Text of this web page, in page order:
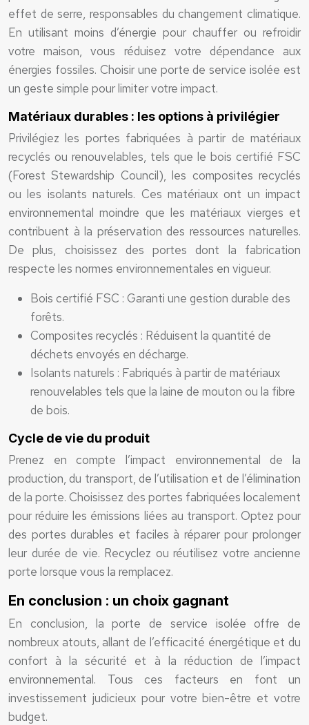
effet de serre, responsables du changement climatique.
En utilisant moins d’énergie pour chauffer ou refroidir
votre maison, vous réduisez votre dépendance aux
énergies fossiles. Choisir une porte de service isolée est
un geste simple pour limiter votre impact.
Matériaux durables : les options à privilégier
Privilégiez les portes fabriquées à partir de matériaux
recyclés ou renouvelables, tels que le bois certifié FSC
(Forest Stewardship Council), les composites recyclés
ou les isolants naturels. Ces matériaux ont un impact
environnemental moindre que les matériaux vierges et
contribuent à la préservation des ressources naturelles.
De plus, choisissez des portes dont la fabrication
respecte les normes environnementales en vigueur.
Bois certifié FSC : Garanti une gestion durable des
forêts.
Composites recyclés : Réduisent la quantité de
déchets envoyés en décharge.
Isolants naturels : Fabriqués à partir de matériaux
renouvelables tels que la laine de mouton ou la fibre
de bois.
Cycle de vie du produit
Prenez en compte l’impact environnemental de la
production, du transport, de l’utilisation et de l’élimination
de la porte. Choisissez des portes fabriquées localement
pour réduire les émissions liées au transport. Optez pour
des portes durables et faciles à réparer pour prolonger
leur durée de vie. Recyclez ou réutilisez votre ancienne
porte lorsque vous la remplacez.
En conclusion : un choix gagnant
En conclusion, la porte de service isolée offre de
nombreux atouts, allant de l’efficacité énergétique et du
confort à la sécurité et à la réduction de l’impact
environnemental. Tous ces facteurs en font un
investissement judicieux pour votre bien-être et votre
budget.